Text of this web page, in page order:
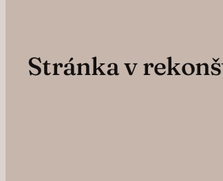
Stránka v